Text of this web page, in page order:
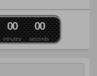
minutes
00
seconds
00